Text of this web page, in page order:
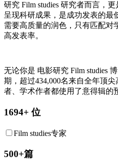
研究 Film studies 研究者而言，更
呈现科研成果，是成功发表的最
需要高质量的润色，只有匹配对
高发表率。
无论你是 电影研究 Film studies
期，超过434,000名来自全年顶
者、学术作者都使用了意得辑的
1694+ 位
Film studies专家
500+篇